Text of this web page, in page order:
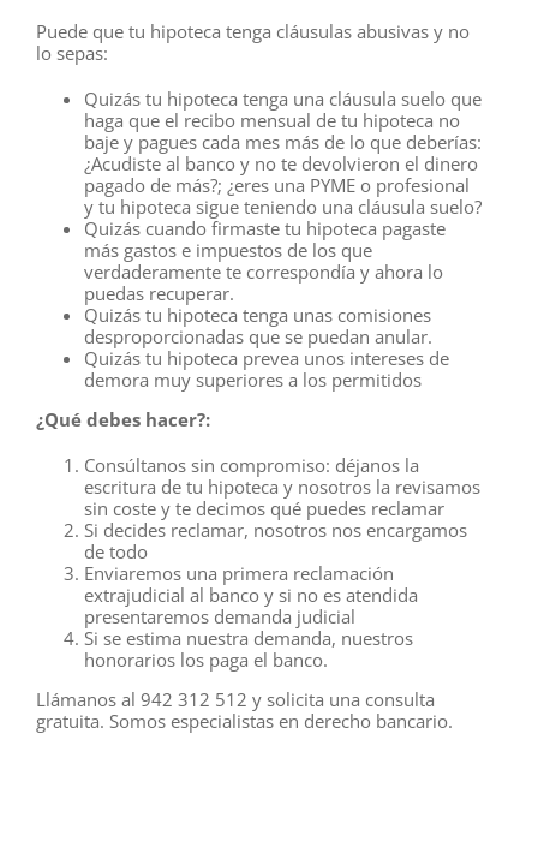
Puede que tu hipoteca tenga cláusulas abusivas y no
lo sepas:
Quizás tu hipoteca tenga una cláusula suelo que
haga que el recibo mensual de tu hipoteca no
baje y pagues cada mes más de lo que deberías:
¿Acudiste al banco y no te devolvieron el dinero
pagado de más?; ¿eres una PYME o profesional
y tu hipoteca sigue teniendo una cláusula suelo?
Quizás cuando firmaste tu hipoteca pagaste
más gastos e impuestos de los que
verdaderamente te correspondía y ahora lo
puedas recuperar.
Quizás tu hipoteca tenga unas comisiones
desproporcionadas que se puedan anular.
Quizás tu hipoteca prevea unos intereses de
demora muy superiores a los permitidos
¿Qué debes hacer?:
Consúltanos sin compromiso: déjanos la
escritura de tu hipoteca y nosotros la revisamos
sin coste y te decimos qué puedes reclamar
Si decides reclamar, nosotros nos encargamos
de todo
Enviaremos una primera reclamación
extrajudicial al banco y si no es atendida
presentaremos demanda judicial
Si se estima nuestra demanda, nuestros
honorarios los paga el banco.
Llámanos al 942 312 512 y solicita una consulta
gratuita. Somos especialistas en derecho bancario.